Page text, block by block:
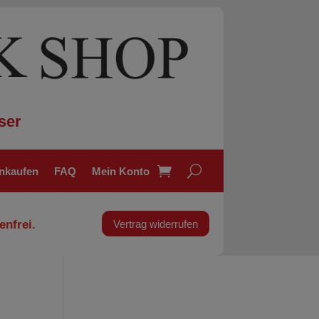
FAQ Mein Konto
Vertrag widerrufen